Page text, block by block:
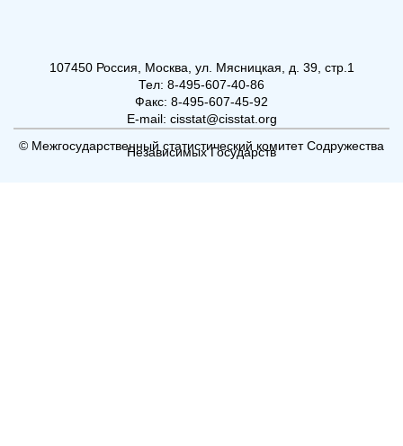
107450 Россия, Москва, ул. Мясницкая, д. 39, стр.1
Тел: 8-495-607-40-86
Факс: 8-495-607-45-92
E-mail: cisstat@cisstat.org
© Межгосударственный статистический комитет Содружества
Независимых Государств